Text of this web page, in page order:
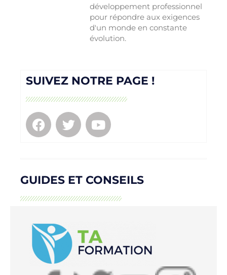
développement professionnel
pour répondre aux exigences
d'un monde en constante
évolution.
SUIVEZ NOTRE PAGE !
GUIDES ET CONSEILS